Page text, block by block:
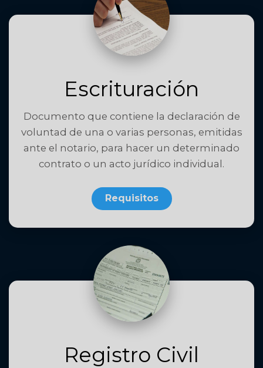
Escrituración
Documento que contiene la declaración de
voluntad de una o varias personas, emitidas
ante el notario, para hacer un determinado
contrato o un acto jurídico individual.
Requisitos
Registro Civil